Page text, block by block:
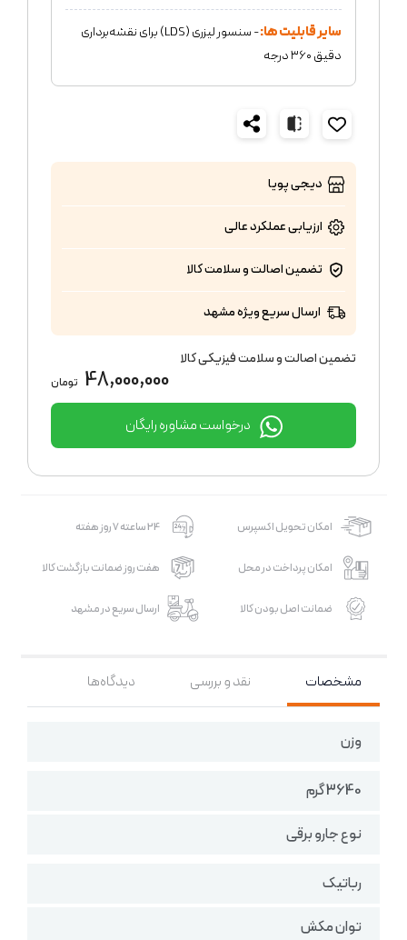
سایر قابلیت ها:
- سنسور لیزری (LDS) برای نقشه‌برداری
دقیق ۳۶۰ درجه
دیجی پویا
ارزیابی عملکردعالی
تضمین اصالت و سلامت کالا
ارسال سریع ویژه مشهد
تضمین اصالت و سلامت فیزیکی کالا
48,000,000 تومان
درخواست مشاوره رایگان
امکان تحویل اکسپرس 24 ساعته 7 روز هفته
امکان پرداخت در محل هفت روز ضمانت بازگشت کالا
ضمانت اصل بودن کالا ارسال سریع در مشهد
مشخصات نقد و بررسی دیدگاه‌ها
وزن
3640 گرم
نوع جارو برقی
رباتیک
توان مکش